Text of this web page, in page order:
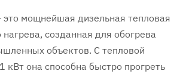
мощнейшая дизельная тепловая
созданная для обогрева
объектов. С тепловой
она способна быстро прогреть